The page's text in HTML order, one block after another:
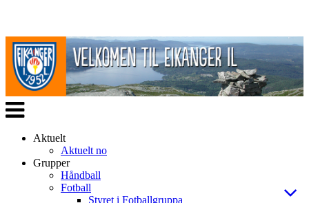
Veksle
navigasjon
Aktuelt
Aktuelt no
Grupper
Håndball
Fotball
Styret i Fotballgruppa